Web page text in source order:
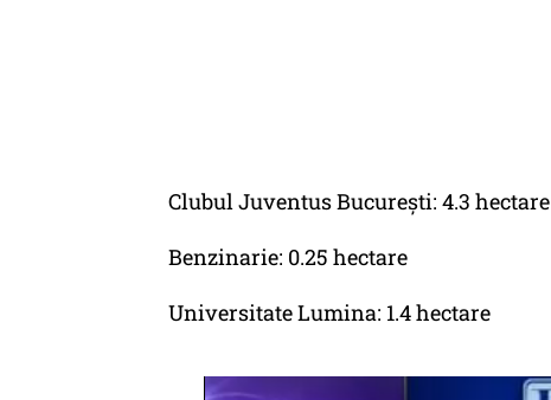
Clubul Juventus București: 4.3 hectare
Benzinarie: 0.25 hectare
Universitate Lumina: 1.4 hectare